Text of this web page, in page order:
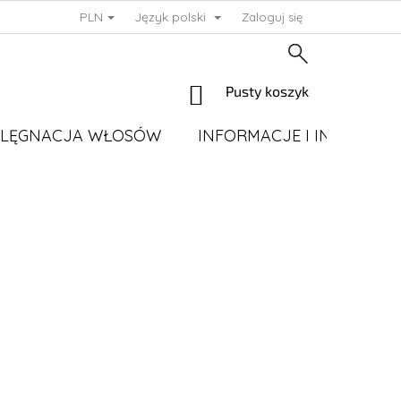
PLN Język polski Zaloguj się
KOSZYK
Pusty koszyk
WŁOSÓW INFORMACJE I